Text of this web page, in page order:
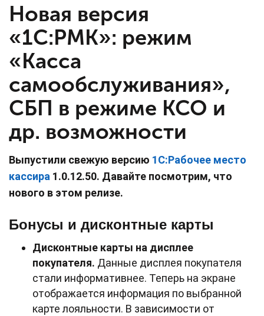
Новая версия
«1С:РМК»: режим
«Касса
самообслуживания»,
СБП в режиме КСО и
др. возможности
Выпустили свежую версию 1С:Рабочее место
кассира 1.0.12.50. Давайте посмотрим, что
нового в этом релизе.
Бонусы и дисконтные карты
Дисконтные карты на дисплее
покупателя. Данные дисплея покупателя
стали информативнее. Теперь на экране
отображается информация по выбранной
карте лояльности. В зависимости от